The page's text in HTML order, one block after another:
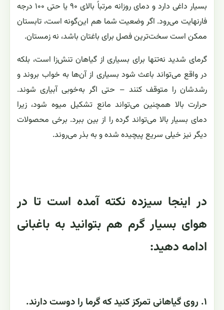
بسیار داغی دارد و دمای روزانه مرتباً بالای ۹۰ یا حتی ۱۰۰ درجه
فارنهایت می‌رود. اگر وضعیت شما هم این‌گونه است، تابستان
ممکن است سخت‌ترین فصل برای باغتان باشد، نه زمستان.
گرمای شدید نه‌تنها برای بسیاری از گیاهان تنش‌زا است، بلکه
در واقع می‌تواند باعث شود بسیاری از آن‌ها به خواب بروند و
رشدشان را متوقف کنند – حتی اگر به‌خوبی آبیاری شوند.
حرارت بالا همچنین می‌تواند مانع تشکیل میوه شود، زیرا
دمای بسیار بالا می‌تواند گرده را از بین ببرد. برخی محصولات
دیگر نیز خیلی سریع پیچیده شده و به بذر می‌روند.
در اینجا سیزده نکته آمده است تا در
هوای بسیار گرم هم بتوانید به باغبانی
ادامه دهید:
۱. روی گیاهانی تمرکز کنید که گرما را دوست دارند.